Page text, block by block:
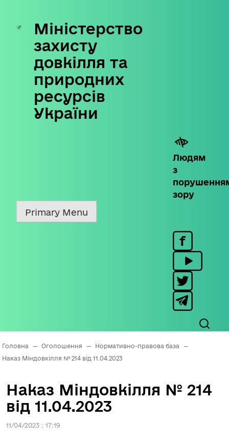
Skip
content
Міністерство
захисту
довкілля та
природних
ресурсів
України
Людям
з
зору
Primary Menu
Головна — Оголошення — Нормативно-правова база
—
Наказ Міндовкілля № 214 від 11.04.2023
Наказ Міндовкілля № 214
від 11.04.2023
11/04/2023 : 17:19